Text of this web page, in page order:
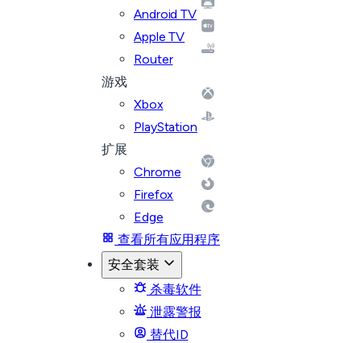
Android TV
Apple TV
Router
游戏
Xbox
PlayStation
扩展
Chrome
Firefox
Edge
查看所有应用程序
安全套装
杀毒软件
泄露警报
替代ID